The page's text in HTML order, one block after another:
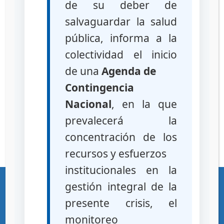
cremas o ungüentos no homogéneos
(capas separadas), presencia de
grumos o partículas sólidas
suspensiones que no se redispersan
(se mantiene separado el polvo del
líquido)
presencia de contaminación
microbiológica
jarabes o soluciones con presencia de
Falta de eficacia
Ciudad Universitaria – Los Chaguaramos – Caracas – Republica Bolivariana
de Venezuela – C.P. 1041 Teléfonos (+58 212) 219-1600 / 219-1622 RIF G-
20000101-1
de su deber de
salvaguardar la salud
pública, informa a la
colectividad el inicio
de unaAgenda de
Contingencia
Nacional, en la que
prevalecerá la
concentración de los
recursos y esfuerzos
institucionales en la
gestión integral de la
presente crisis, el
monitoreo